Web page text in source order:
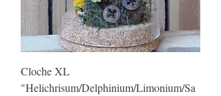
Cloche XL
"Helichrisum/Delphinium/Limonium/Sa